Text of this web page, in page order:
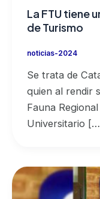
La FTU tiene
de Turismo
noticias-2024
Se trata de
quien al rendir
Fauna
Universitario